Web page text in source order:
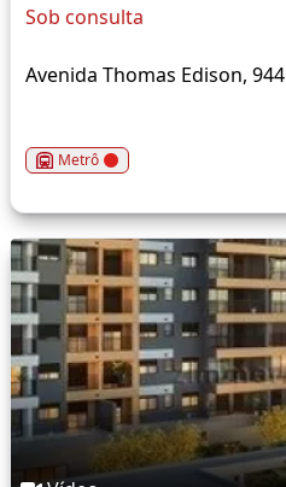
Sob consulta
Avenida Thomas Edison, 944
Metrô